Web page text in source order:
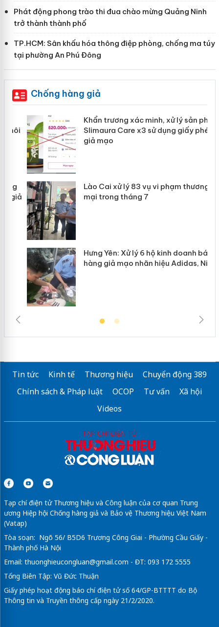
Phát động phong trào thi đua chào mừng Quảng Ninh
trở thành thành phố
TP.HCM: Sân khấu hóa thông điệp phòng, chống ma túy
tại phường An Phú Đông
Chống hàng giả
Khẩn trương xác minh, xử lý sản phẩm
Slimaura Care x3 sử dụng giấy phép
giả mạo
Lào Cai xử lý 83 vụ vi phạm thương
mại trong tháng 7
Hưng Yên: Xử lý 6 hộ kinh doanh bán
hàng giả mạo nhãn hiệu Adidas, Nike
Tin tức Kinh tế Thương hiệu
Chuyển động 389
Chính sách & Pháp luật
OCOP Tư vấn
Xã hội
Videos
Tạp chí điện tử Thương hiệu và Công luận của cơ quan Trung
ương Hiệp hội Chống hàng giả và Bảo vệ Thương hiệu Việt Nam
(Vatap)
Tòa soạn: Ngõ 56/ B5D6 Trương Công Giai - Phường Cầu Giấy -
Thành phố Hà Nội
Email: thuonghieucongluan@gmail.com - ĐT: 093 172 5555
Tổng Biên Tập: Vũ Đức Thuận
Giấy phép hoạt động báo chí điện tử số 64/GP-BTTTT do Bộ
Thông tin và Truyền thông cấp ngày 21/2/2020.